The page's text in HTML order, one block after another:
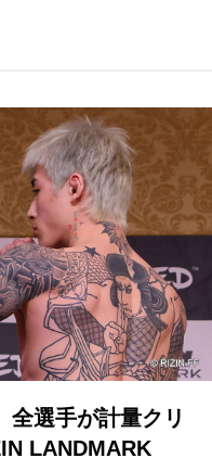
全選手が計量クリ
LANDMARK